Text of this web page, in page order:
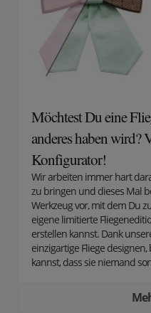
Möchtest Du eine
anderes haben wird?
Konfigurator!
Wir arbeiten immer hart
zu bringen und dieses Mal
Werkzeug vor, mit dem Du
eigene limitierte
erstellen kannst. Dank
einzigartige Fliege
kannst, dass sie niemand